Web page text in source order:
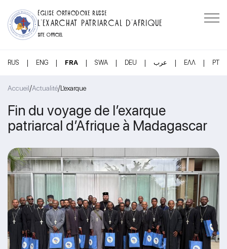
ÉGLISE ORTHODOXE RUSSE
L’EXARCHAT PATRIARCAL D’AFRIQUE
SITE OFFICIEL
RUS | ENG | FRA | SWA | DEU | عرب | ΕΛΛ | PT
Accueil/Actualité/L’exarque
Fin du voyage de l’exarque
patriarcal d’Afrique à Madagascar